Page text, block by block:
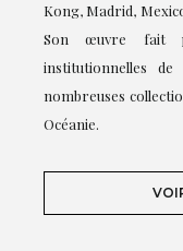
Kong, Madrid,
Son œuvre fait
institutionnelles
nombreuses
Océanie.